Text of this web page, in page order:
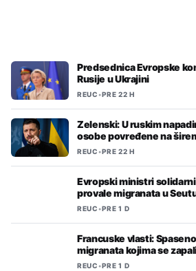
Predsednica Evropske
Rusije u Ukrajini
REUC•PRE 22 H
Zelenski: U ruskim
osobe povređene na
REUC•PRE 22 H
Evropski ministri
provale migranata u
REUC•PRE 1 D
Francuske vlasti:
migranata kojima se
REUC•PRE 1 D